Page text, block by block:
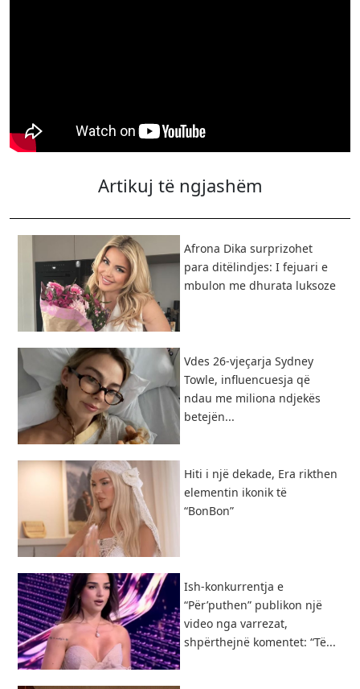
Artikuj të ngjashëm
Afrona Dika surprizohet
para ditëlindjes: I fejuari e
mbulon me dhurata luksoze
Vdes 26-vjeçarja Sydney
Towle, influencuesja që
ndau me miliona ndjekës
betejën...
Hiti i një dekade, Era rikthen
elementin ikonik të
“BonBon”
Ish-konkurrentja e
“Për’puthen” publikon një
video nga varrezat,
shpërthejnë komentet: “Të...